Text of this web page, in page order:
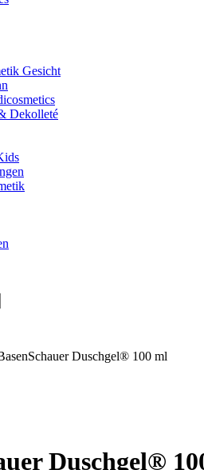
Gesicht
Dekolleté
Duschgel® 100 ml
Duschgel®